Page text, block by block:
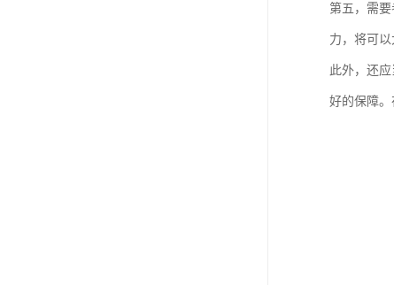
第五，需
力，将可
此外，还
好的保障